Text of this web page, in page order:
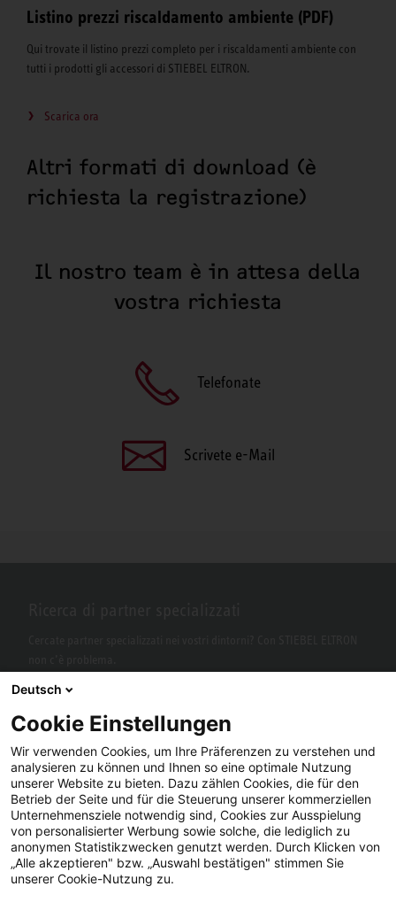
Listino prezzi riscaldamento ambiente (PDF)
Qui trovate il listino prezzi completo per i riscaldamenti ambiente con
tutti i prodotti gli accessori di STIEBEL ELTRON.
Scarica ora
Altri formati di download (è
richiesta la registrazione)
Il nostro team è in attesa della
vostra richiesta
Telefonate
Scrivete e-Mail
Facebook YouTube LinkedIn
Instagram
Deutsch
Cookie Einstellungen
Wir verwenden Cookies, um Ihre Präferenzen zu verstehen und
analysieren zu können und Ihnen so eine optimale Nutzung
unserer Website zu bieten. Dazu zählen Cookies, die für den
Betrieb der Seite und für die Steuerung unserer kommerziellen
Unternehmensziele notwendig sind, Cookies zur Ausspielung
von personalisierter Werbung sowie solche, die lediglich zu
anonymen Statistikzwecken genutzt werden. Durch Klicken von
„Alle akzeptieren" bzw. „Auswahl bestätigen" stimmen Sie
unserer Cookie-Nutzung zu.